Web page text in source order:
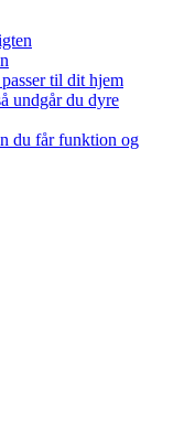
til dit hjem
undgår du dyre
du får funktion og